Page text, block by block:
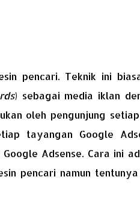
pencari. Teknik ini
) sebagai media iklan
oleh pengunjung
tayangan Google
Adsense. Cara ini
pencari namun tentunya